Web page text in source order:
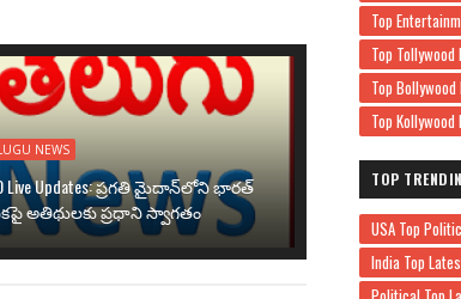
NEWS
Live Updates: ప్రగతి మైదాన్‌లోని భారత్
అతిథులకు ప్రధాని స్వాగతం
Top
Top
Top
Top
TOP
USA Top
India Top